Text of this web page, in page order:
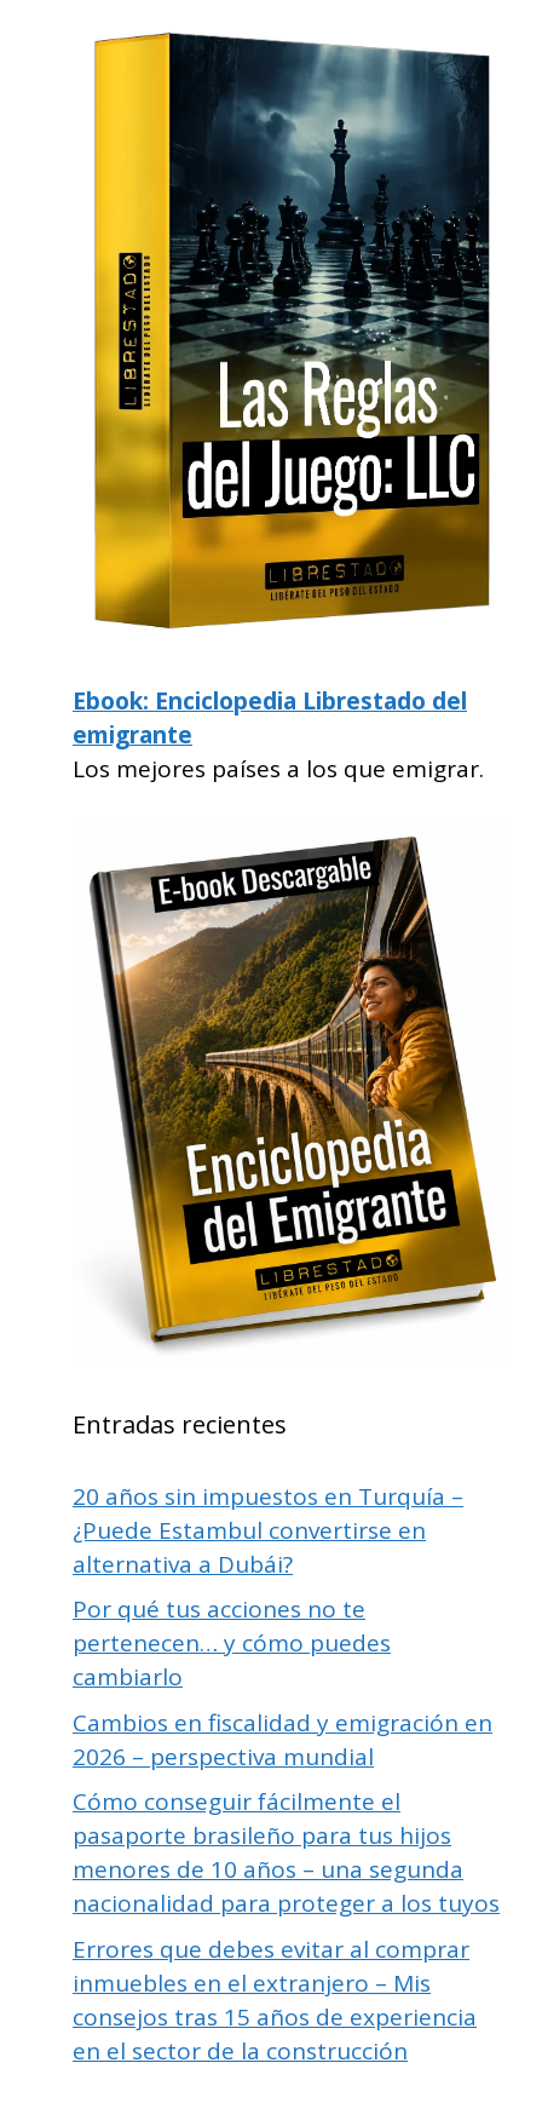
Ebook: Enciclopedia Librestado del
emigrante
Los mejores países a los que emigrar.
Entradas recientes
20 años sin impuestos en Turquía –
¿Puede Estambul convertirse en
alternativa a Dubái?
Por qué tus acciones no te
pertenecen… y cómo puedes
cambiarlo
Cambios en fiscalidad y emigración en
2026 – perspectiva mundial
Cómo conseguir fácilmente el
pasaporte brasileño para tus hijos
menores de 10 años – una segunda
nacionalidad para proteger a los tuyos
Errores que debes evitar al comprar
inmuebles en el extranjero – Mis
consejos tras 15 años de experiencia
en el sector de la construcción